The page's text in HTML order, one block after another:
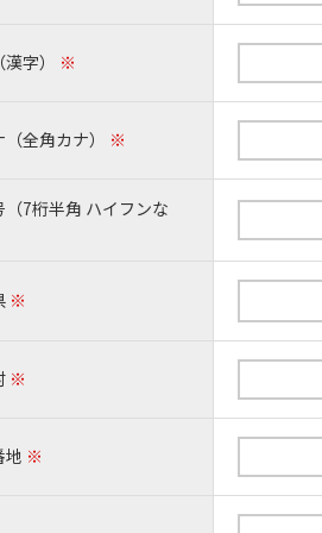
字） ※
全角カナ） ※
（7桁半角 ハイフンな
※
※
地 ※